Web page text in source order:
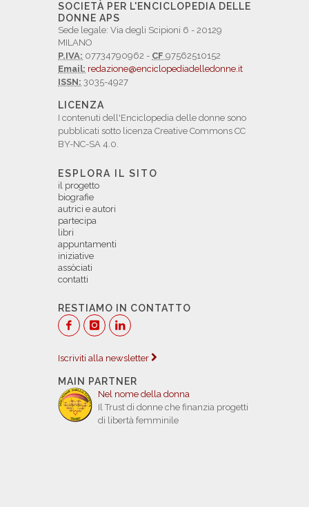
SOCIETÀ PER L'ENCICLOPEDIA DELLE
DONNE APS
Sede legale: Via degli Scipioni 6 - 20129
MILANO
P.IVA: 07734790962 - CF 97562510152
Email: redazione@enciclopediadelledonne.it
ISSN: 3035-4927
LICENZA
I contenuti dell'Enciclopedia delle donne sono
pubblicati sotto licenza Creative Commons CC
BY-NC-SA 4.0.
ESPLORA IL SITO
il progetto
biografie
autrici e autori
partecipa
libri
appuntamenti
iniziative
assòciati
contatti
RESTIAMO IN CONTATTO
Iscriviti alla newsletter
MAIN PARTNER
Nel nome della donna
Il Trust di donne che finanzia progetti
di libertà femminile